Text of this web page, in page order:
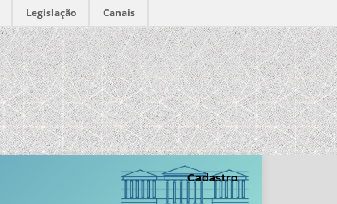
Legislação Canais
Cadastro